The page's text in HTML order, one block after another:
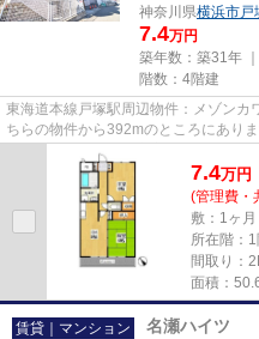
神奈川県横浜市戸
7.4万円
築年数：築31年
階数：4階建
東海道本線戸塚駅周辺物件：メゾンカ
ちらの物件から392mのところにあり
ずに乾きます。設備充実、防犯...
7.4万円
(管理費・
敷：1ヶ
所在階：
間取り：
面積：
賃貸｜マンション 名瀬ハイツ